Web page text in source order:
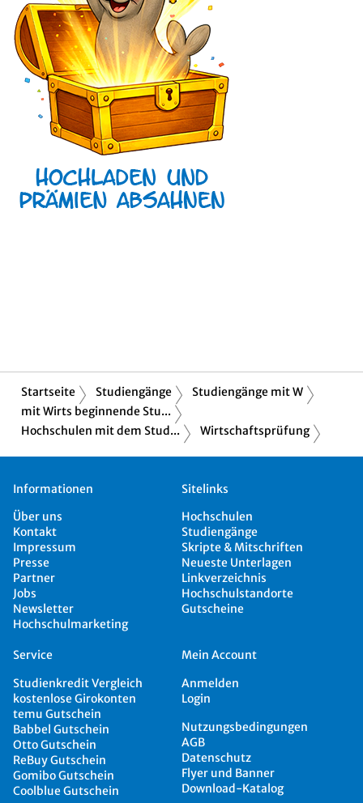
Startseite Studiengänge
Studiengänge mit W
mit Wirts beginnende Stu...
Hochschulen mit dem Stud...
Wirtschaftsprüfung
Informationen
Über uns
Kontakt
Impressum
Presse
Partner
Jobs
Newsletter
Hochschulmarketing
Sitelinks
Hochschulen
Studiengänge
Skripte & Mitschriften
Neueste Unterlagen
Linkverzeichnis
Hochschulstandorte
Gutscheine
Service
Studienkredit Vergleich
kostenlose Girokonten
temu Gutschein
Babbel Gutschein
Otto Gutschein
ReBuy Gutschein
Gomibo Gutschein
Coolblue Gutschein
Mein Account
Anmelden
Login
Nutzungsbedingungen
AGB
Datenschutz
Flyer und Banner
Download-Katalog